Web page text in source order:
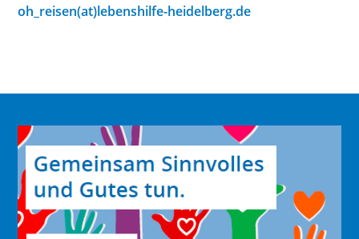
oh_reisen(at)lebenshilfe-heidelberg.de